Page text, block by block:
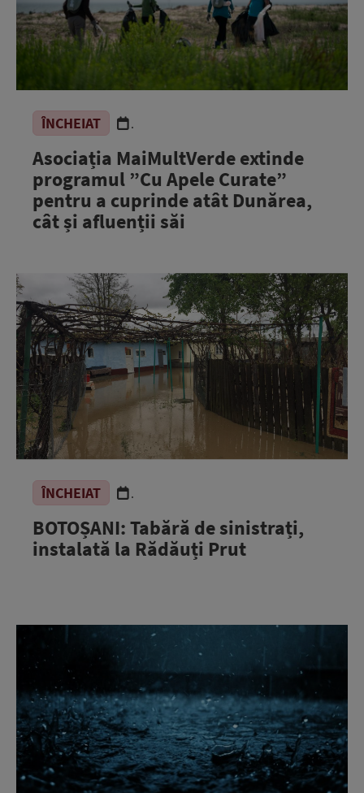
ÎNCHEIAT .
Asociația MaiMultVerde extinde
programul ”Cu Apele Curate”
pentru a cuprinde atât Dunărea,
cât și afluenții săi
ÎNCHEIAT .
BOTOȘANI: Tabără de sinistrați,
instalată la Rădăuți Prut